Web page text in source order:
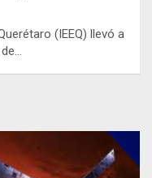
(IEEQ) llevó a